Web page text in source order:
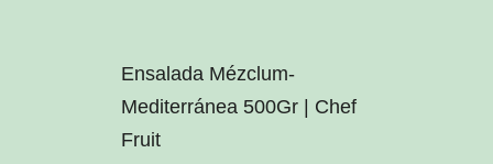
Ensalada Mézclum-
Mediterránea 500Gr | Chef
Fruit